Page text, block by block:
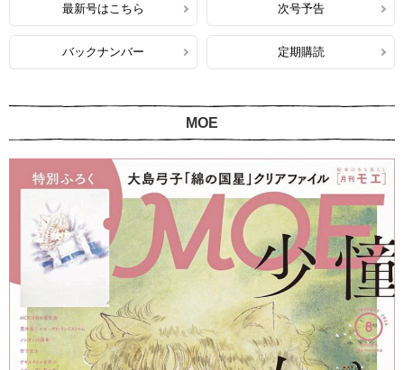
最新号はこちら 次号予告
バックナンバー 定期購読
MOE